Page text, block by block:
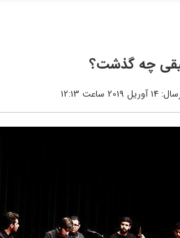
چه گذشت؟
12:13